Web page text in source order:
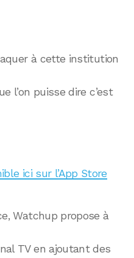
à cette institution
l’on puisse dire c’est
ici sur l’App Store
Watchup propose à
TV en ajoutant des